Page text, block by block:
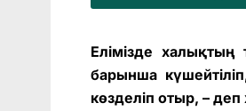
Елімізде
барынша
көзделіп отыр, –